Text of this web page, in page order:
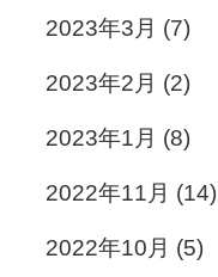
2023年3月 (7)
2023年2月 (2)
2023年1月 (8)
2022年11月 (14)
2022年10月 (5)